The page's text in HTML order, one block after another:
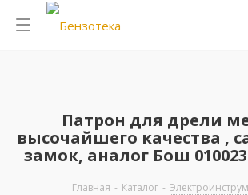
Патрон для дрели
высочайшего качества ,
замок, аналог Бош
Главная - Каталог -